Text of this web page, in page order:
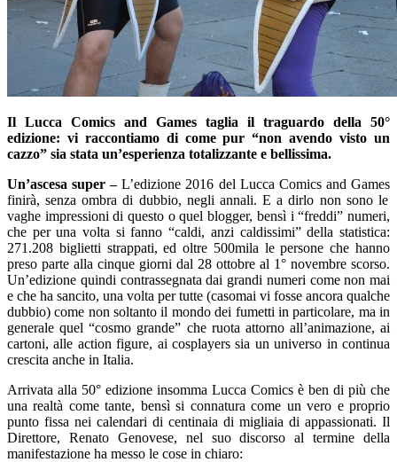
Il Lucca Comics and Games taglia il traguardo della 50°
edizione: vi raccontiamo di come pur “non avendo visto un
cazzo” sia stata un’esperienza totalizzante e bellissima.
Un’ascesa super –L’edizione 2016 del Lucca Comics and Games
finirà, senza ombra di dubbio, negli annali. E a dirlo non sono le
vaghe impressioni di questo o quel blogger, bensì i “freddi” numeri,
che per una volta si fanno “caldi, anzi caldissimi” della statistica:
271.208 biglietti strappati, ed oltre 500mila le persone che hanno
preso parte alla cinque giorni dal 28 ottobre al 1° novembre scorso.
Un’edizione quindi contrassegnata dai grandi numeri come non mai
e che ha sancito, una volta per tutte (casomai vi fosse ancora qualche
dubbio) come non soltanto il mondo dei fumetti in particolare, ma in
generale quel “cosmo grande” che ruota attorno all’animazione, ai
cartoni, alle action figure, aicosplayers sia un universo in continua
crescita anche in Italia.
Arrivata alla 50° edizione insomma Lucca Comics è ben di più che
una realtà come tante, bensì si connatura come un vero e proprio
punto fissa nei calendari di centinaia di migliaia di appassionati. Il
Direttore, Renato Genovese, nel suo discorso al termine della
manifestazione ha messo le cose in chiaro: